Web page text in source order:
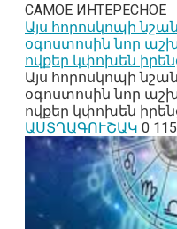
САМОЕ ИНТЕРЕСНОЕ
Այս հորոսկոպի
օգոստոսին նոր
ովքեր կփոխեն
Այս հորոսկոպի
օգոստոսին նոր
ովքեր կփոխեն
ԱՍՏՂԱԳՈՒՇԱԿ 0